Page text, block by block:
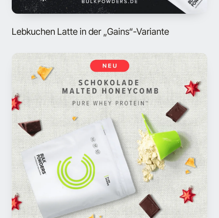
Lebkuchen Latte in der „Gains“-Variante